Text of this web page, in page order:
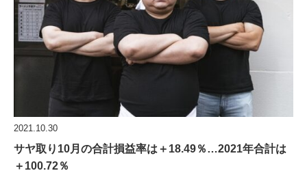
2021.10.30
サヤ取り10月の合計損益率は＋18.49％…2021年合計は
＋100.72％